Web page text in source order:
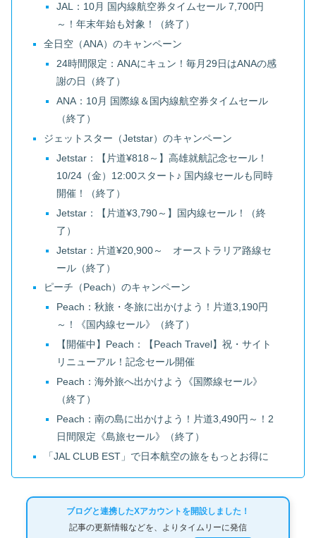
JAL：10月 国内線航空券タイムセール 7,700円
～！年末年始も対象！（終了）
全日空（ANA）のキャンペーン
24時間限定：ANAにキュン！毎月29日はANAの感
謝の日（終了）
ANA：10月 国際線＆国内線航空券タイムセール
（終了）
ジェットスター（Jetstar）のキャンペーン
Jetstar：【片道¥818～】高雄就航記念セール！
10/24（金）12:00スタート♪ 国内線セールも同時
開催！（終了）
Jetstar：【片道¥3,790～】国内線セール！（終
了）
Jetstar：片道¥20,900～ オーストラリア路線セ
ール（終了）
ピーチ（Peach）のキャンペーン
Peach：秋旅・冬旅に出かけよう！片道3,190円
～！《国内線セール》（終了）
【開催中】Peach：【Peach Travel】祝・サイト
リニューアル！記念セール開催
Peach：海外旅へ出かけよう《国際線セール》
（終了）
Peach：南の島に出かけよう！片道3,490円～！2
日間限定《島旅セール》（終了）
「JAL CLUB EST」で日本航空の旅をもっとお得に
ブログと連携したXアカウントを開設しました！
記事の更新情報などを、よりタイムリーに発信